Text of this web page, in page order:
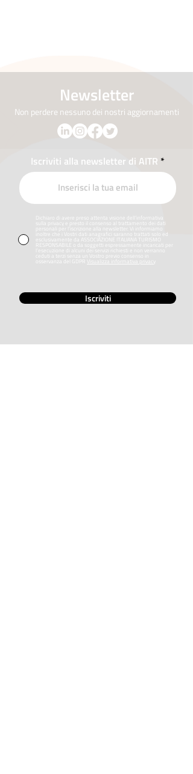
Newsletter
Non perdere nessuno dei nostri aggiornamenti
Iscriviti alla newsletter di AITR
Dichiaro di avere preso attenta visione dell’informativa
sulla privacy e presto il consenso al trattamento dei dati
personali per l’iscrizione alla newsletter. Vi informiamo
inoltre che i Vostri dati anagrafici saranno trattati solo ed
esclusivamente da ASSOCIAZIONE ITALIANA TURISMO
RESPONSABILE o da soggetti espressamente incaricati per
l’esecuzione di alcuni dei servizi richiesti e non verranno
ceduti a terzi senza un Vostro previo consenso in
osservanza del GDPR Visualizza informativa privacy
Iscriviti